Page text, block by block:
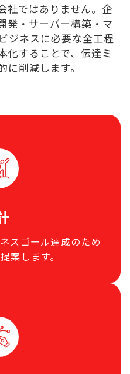
社ではありません。企
発・サーバー構築・マ
ジネスに必要な全工程
化することで、伝達ミ
削減します。
スゴール達成のため
案します。